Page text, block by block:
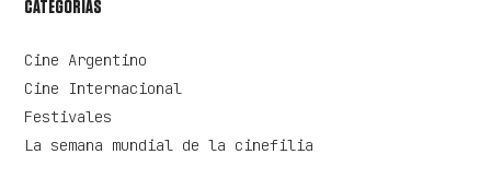
CATEGORÍAS
Cine Argentino
Cine Internacional
Festivales
La semana mundial de la cinefilia